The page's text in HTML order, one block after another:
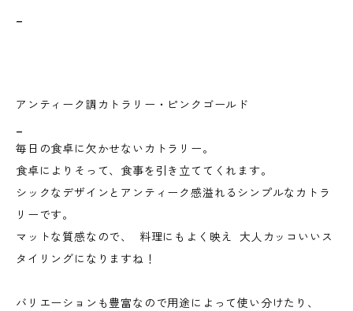
アンティーク調カトラリー・ピンクゴールド
毎日の食卓に欠かせないカトラリー。
食卓によりそって、食事を引き立ててくれます。
シックなデザインとアンティーク感溢れるシンプルなカトラ
リーです。
マットな質感なので、 料理にもよく映え 大人カッコいいス
タイリングになりますね！
バリエーションも豊富なので用途によって使い分けたり、